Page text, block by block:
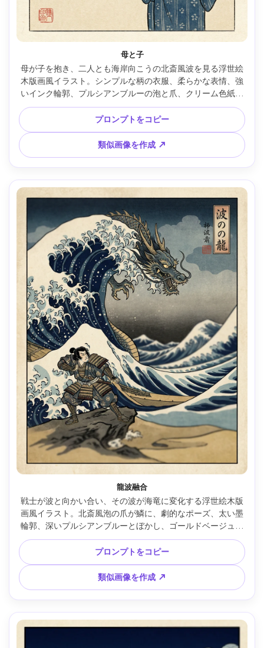
母と子
母が子を抱き、二人とも海岸向こうの北斎風波を見る浮世絵
木版画風イラスト。シンプルな柄の衣服、柔らかな表情、強
いインク輪郭、プルシアンブルーの泡と爪、クリーム色紙の
土台、赤印、優しく守る雰囲気、85mmレンズ、浅い被写界
深度、柔らかい映画照明 --ar 4:5
プロンプトをコピー
類似画像を作成 ↗
龍波融合
戦士が波と向かい合い、その波が海竜に変化する浮世絵木版
画風イラスト。北斎風泡の爪が鱗に、劇的なポーズ、太い墨
輪郭、深いプルシアンブルーとぼかし、ゴールドベージュの
ハイライト、神話的雰囲気、題字パネルと赤印、85mmレン
ズ、浅い被写界深度 --ar 4:5
プロンプトをコピー
類似画像を作成 ↗